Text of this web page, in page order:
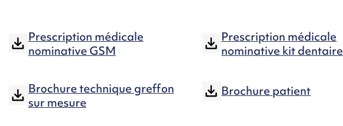
Prescription médicale
nominative GSM
Prescription médicale
nominative kit dentaire
Brochure technique greffon
sur mesure
Brochure patient